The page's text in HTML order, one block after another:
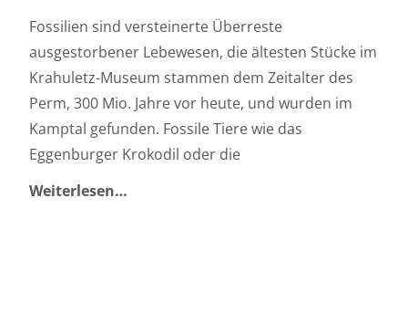
Fossilien sind versteinerte Überreste
ausgestorbener Lebewesen, die ältesten Stücke im
Krahuletz-Museum stammen dem Zeitalter des
Perm, 300 Mio. Jahre vor heute, und wurden im
Kamptal gefunden. Fossile Tiere wie das
Eggenburger Krokodil oder die
Weiterlesen…